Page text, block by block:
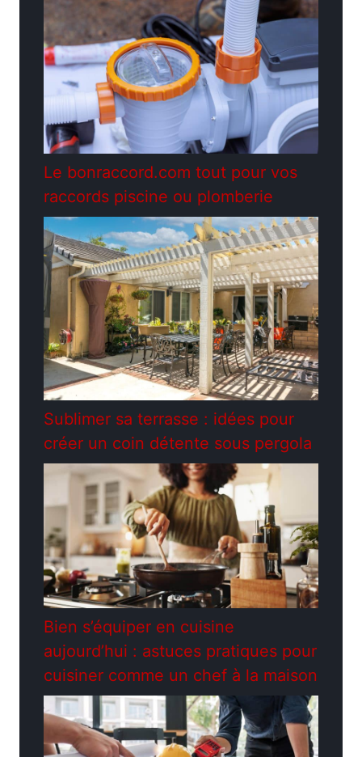
Le bonraccord.com tout pour vos
raccords piscine ou plomberie
Sublimer sa terrasse : idées pour
créer un coin détente sous pergola
Bien s’équiper en cuisine
aujourd’hui : astuces pratiques pour
cuisiner comme un chef à la maison